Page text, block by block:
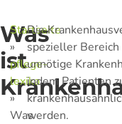
Was
ist
Startseite
»
pflege-
lexika
»
Was
Die
spezieller
unnötige
indem Patienten
werden.